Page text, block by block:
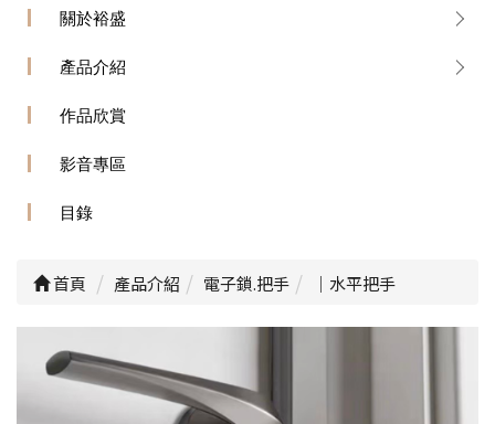
關於裕盛
產品介紹
作品欣賞
影音專區
目錄
首頁 產品介紹 電子鎖.把手 ｜水平把手